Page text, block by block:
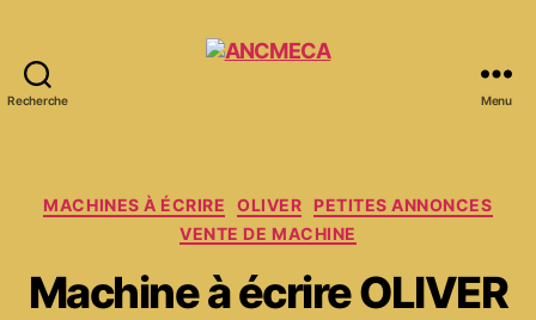
Recherche Menu
Catégories
MACHINES À ÉCRIRE OLIVER
PETITES ANNONCES
VENTE DE MACHINE
Machine à écrire OLIVER